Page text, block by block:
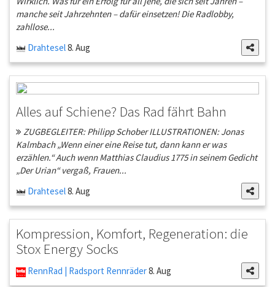
manche seit Jahrzehnten – dafür einsetzen! Die Radlobby,
zahllose...
Drahtesel8. Aug
Alles auf Schiene? Das Rad fährt Bahn
ZUGBEGLEITER: Philipp Schober ILLUSTRATIONEN: Jonas
Kalmbach „Wenn einer eine Reise tut, dann kann er was
erzählen.“ Auch wenn Matthias Claudius 1775 in seinem Gedicht
„Der Urian“ vergaß, Frauen...
Drahtesel8. Aug
Kompression, Komfort, Regeneration: die
Stox Energy Socks
RennRad | Radsport Rennräder8. Aug